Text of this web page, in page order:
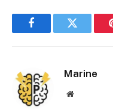
FacebookTwitter
Marine
Site